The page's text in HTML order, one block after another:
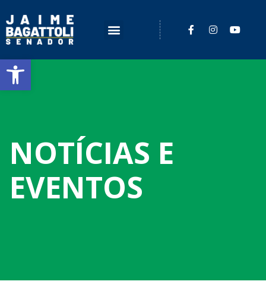
Barra de Ferramentas Aberta
NOTÍCIAS E
EVENTOS